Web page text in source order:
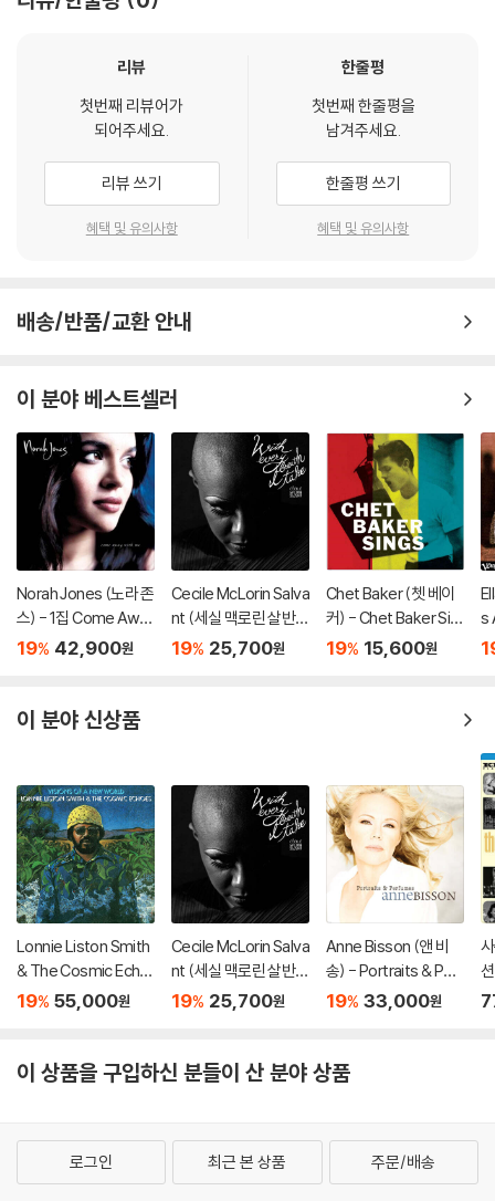
가 어려우므로 신중한 구매를 부탁드립니다.
리뷰
첫번째 리뷰어가
되어주세요.
리뷰 쓰기
혜택 및 유의사항
한줄평
첫번째 한줄평을
남겨주세요.
한줄평 쓰기
혜택 및 유의사항
배송/반품/교환 안내
이 분야 베스트셀러
Norah Jones (노라 존
스) - 1집 Come Awa
y With Me (20th Ann
19% 42,900원
Cecile McLorin Salva
nt (세실 맥로린 살반
트) - With Every Bre
19% 25,700원
Chet Baker (쳇 베이
커) - Chet Baker Sin
gs
19% 15,600원
s
이 분야 신상품
Lonnie Liston Smith
& The Cosmic Echo
es (로니 리스턴 스미
w World [LP]
19% 55,000원
Cecile McLorin Salva
nt (세실 맥로린 살반
트) - With Every Bre
19% 25,700원
Anne Bisson (앤 비
송) - Portraits & Perf
umes
19% 33,000원
이 상품을 구입하신 분들이 산 분야 상품
로그인 최근 본 상품 주문/배송